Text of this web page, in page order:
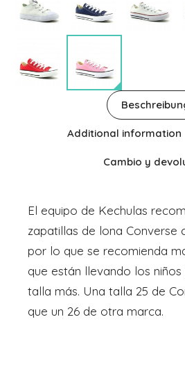
Additional information
Cambio y
El equipo de Kechulas
zapatillas de lona Converse
por lo que se recomienda
que están llevando los
talla más. Una talla 25 de
que un 26 de otra marca.